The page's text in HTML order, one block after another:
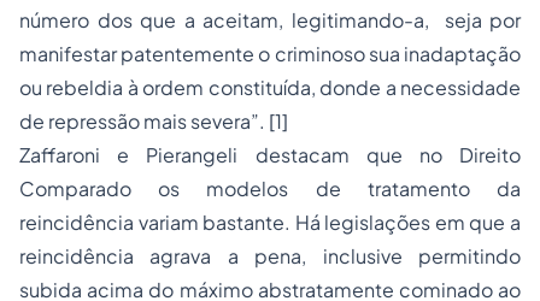
número dos que a aceitam, legitimando-a, seja por
manifestar patentemente o criminoso sua inadaptação
ou rebeldia à ordem constituída, donde a necessidade
de repressão mais severa”. [1]
Zaffaroni e Pierangeli destacam que no Direito
Comparado os modelos de tratamento da
reincidência variam bastante. Há legislações em que a
reincidência agrava a pena, inclusive permitindo
subida acima do máximo abstratamente cominado ao